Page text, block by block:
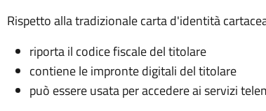
Rispetto alla tradizionale carta d'identità
riporta il codice fiscale del titolare
contiene le impronte digitali del titolare
può essere usata per accedere ai servizi